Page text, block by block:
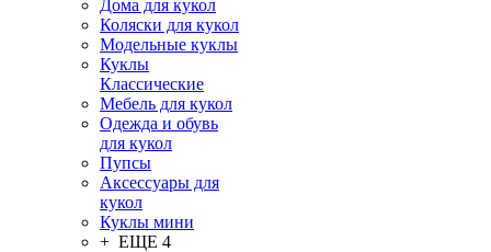
Дома для кукол
Коляски для кукол
Модельные куклы
Куклы
Классические
Мебель для кукол
Одежда и обувь
для кукол
Пупсы
Аксессуары для
кукол
Куклы мини
+ ЕЩЕ 4